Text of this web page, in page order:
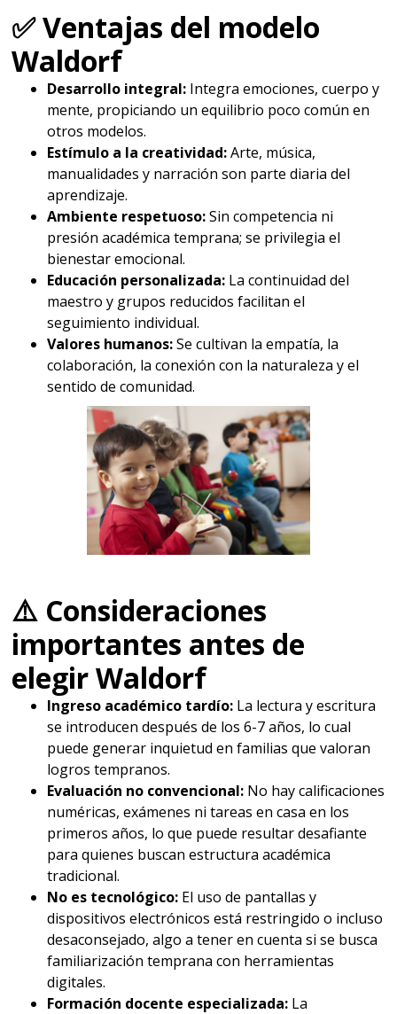
✅ Ventajas del modelo
Waldorf
Desarrollo integral: Integra emociones, cuerpo y
mente, propiciando un equilibrio poco común en
otros modelos.
Estímulo a la creatividad:Arte, música,
manualidades y narración son parte diaria del
aprendizaje.
Ambiente respetuoso:Sin competencia ni
presión académica temprana; se privilegia el
bienestar emocional.
Educación personalizada: La continuidad del
maestro y grupos reducidos facilitan el
seguimiento individual.
Valores humanos:Se cultivan la empatía, la
colaboración, la conexión con la naturaleza y el
sentido de comunidad.
⚠️ Consideraciones
importantes antes de
elegir Waldorf
Ingreso académico tardío: La lectura y escritura
se introducen después de los 6-7 años, lo cual
puede generar inquietud en familias que valoran
logros tempranos.
Evaluación no convencional: No hay calificaciones
numéricas, exámenes ni tareas en casa en los
primeros años, lo que puede resultar desafiante
para quienes buscan estructura académica
tradicional.
No es tecnológico: El uso de pantallas y
dispositivos electrónicos está restringido o incluso
desaconsejado, algo a tener en cuenta si se busca
familiarización temprana con herramientas
digitales.
Formación docente especializada: La